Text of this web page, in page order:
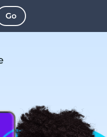
Go